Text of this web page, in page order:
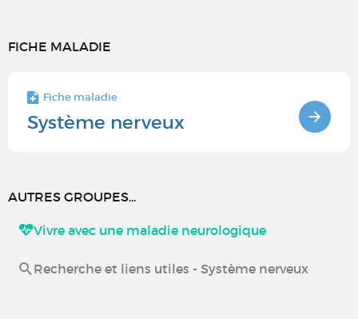
FICHE MALADIE
Fiche maladie
Système nerveux
AUTRES GROUPES...
Vivre avec une maladie neurologique
Recherche et liens utiles - Système nerveux